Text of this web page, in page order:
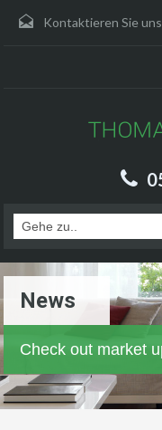
Kontaktieren Sie
News
Check out market